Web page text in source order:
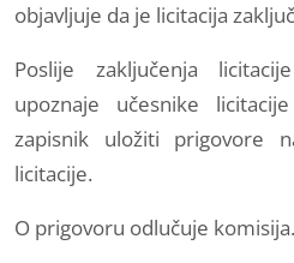
objavljuje da je licitacija
Poslije zaključenja
upoznaje učesnike
zapisnik uložiti prigovore
licitacije.
O prigovoru odlučuje komisija.